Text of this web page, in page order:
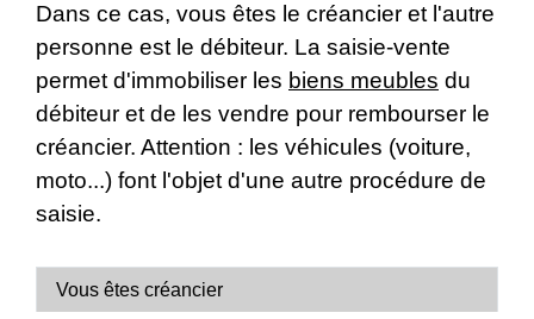
Dans ce cas, vous êtes le créancier et l'autre
personne est le débiteur. La saisie-vente
permet d'immobiliser les biens meubles du
débiteur et de les vendre pour rembourser le
créancier. Attention : les véhicules (voiture,
moto...) font l'objet d'une autre procédure de
saisie.
Vous êtes créancier